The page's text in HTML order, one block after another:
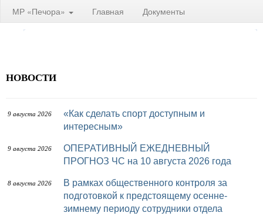
МР «Печора» Главная Документы
НОВОСТИ
9 августа 2026
«Как сделать спорт доступным и
интересным»
9 августа 2026
ОПЕРАТИВНЫЙ ЕЖЕДНЕВНЫЙ
ПРОГНОЗ ЧС на 10 августа 2026 года
8 августа 2026
В рамках общественного контроля за
подготовкой к предстоящему осенне-
зимнему периоду сотрудники отдела